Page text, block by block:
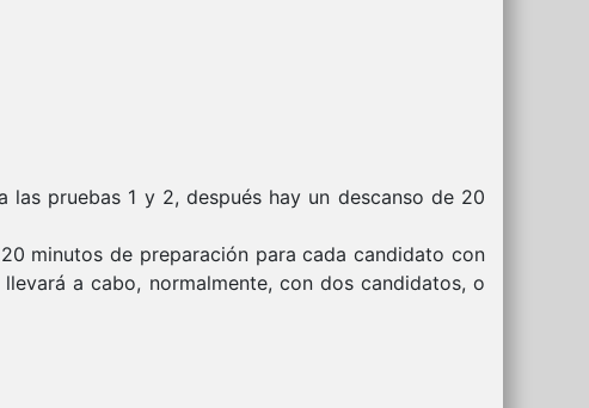
pruebas 1 y 2, después hay un descanso de 20
minutos de preparación para cada candidato con
a cabo, normalmente, con dos candidatos, o